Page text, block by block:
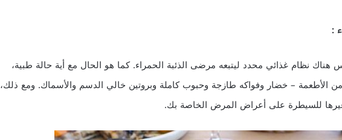
:
هناك نظام غذائي محدد ليتبعه مرضى الذئبة الحمراء. كما هو الحال مع أية حالة طبية،
– خضار وفواكه طازجة وحبوب كاملة وبروتين خالي الدسم والأسماك. ومع ذلك،
للسيطرة على أعراض المرض الخاصة بك.